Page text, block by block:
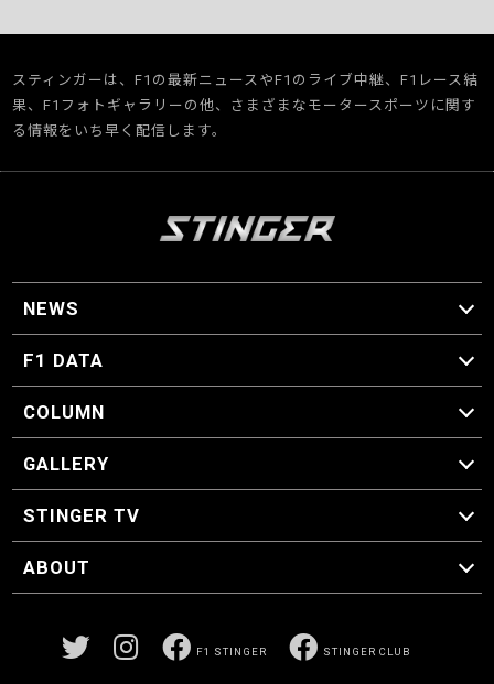
スティンガーは、F1の最新ニュースやF1のライブ中継、F1レース結
果、F1フォトギャラリーの他、さまざまなモータースポーツに関す
る情報をいち早く配信します。
NEWS
F1 ニュース
F1 DATA
F1 日程
F1 データ
COLUMN
マイ・ワンダフル・サーキット
スクーデリア・一方通行
F1に燃え、ゴルフに泣く日々。
スティングくんの部屋
GALLERY
GALLERY
STINGER TV
STINGER TV
ABOUT
F1 STINGER STINGER CLUB